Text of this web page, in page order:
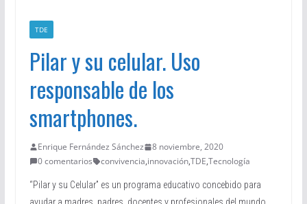
TDE
Pilar y su celular. Uso
responsable de los
smartphones.
Enrique Fernández Sánchez
8 noviembre, 2020
0 comentarios
convivencia,innovación,TDE,Tecnología
“Pilar y su Celular” es un programa educativo concebido para